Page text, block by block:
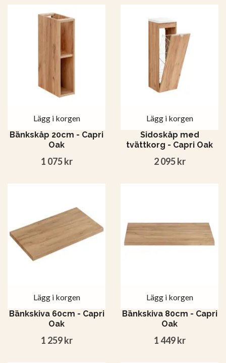
Lägg i korgen
Bänkskåp 20cm - Capri
Oak
1 075 kr
Lägg i korgen
Sidoskåp med
tvättkorg - Capri Oak
2 095 kr
Lägg i korgen
Bänkskiva 60cm - Capri
Oak
1 259 kr
Lägg i korgen
Bänkskiva 80cm - Capri
Oak
1 449 kr